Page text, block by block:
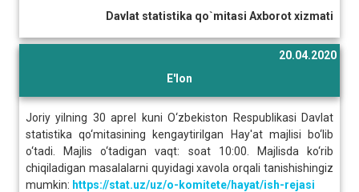
Davlat statistika qo`mitasi Axborot xizmati
20.04.2020
E'lon
Joriy yilning 30 aprel kuni O‘zbekiston Respublikasi Davlat
statistika qo‘mitasining kengaytirilgan Hay'at majlisi bo‘lib
o‘tadi. Majlis o‘tadigan vaqt: soat 10:00. Majlisda ko‘rib
chiqiladigan masalalarni quyidagi xavola orqali tanishishingiz
mumkin: https://stat.uz/uz/o-komitete/hayat/ish-rejasi